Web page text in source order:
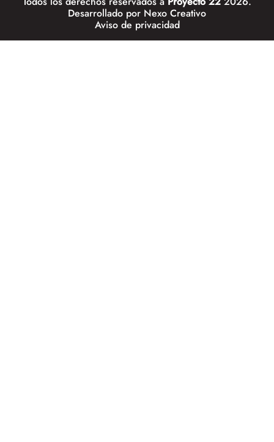
Desarrollado por Nexo Creativo
Aviso de privacidad